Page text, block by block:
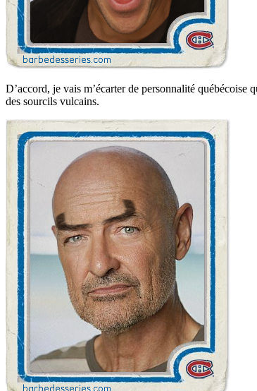
D’accord, je vais m’écarter de personnalité
des sourcils vulcains.